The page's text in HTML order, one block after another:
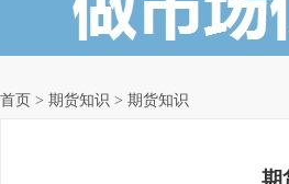
首页 > 期货知识 > 期货知识
期